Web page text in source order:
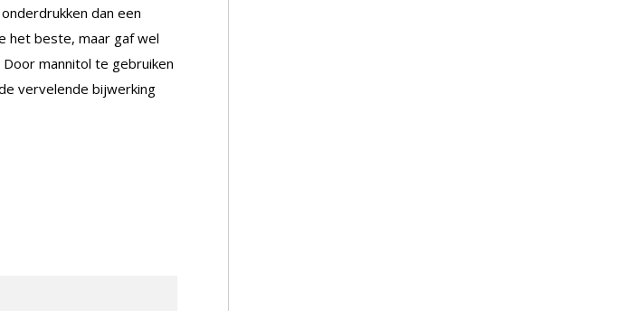
dan een
het beste, maar gaf wel
mannitol te gebruiken
vervelende bijwerking